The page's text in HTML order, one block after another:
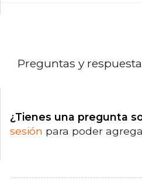
Preguntas y
¿Tienes una pregunta
sesión para poder